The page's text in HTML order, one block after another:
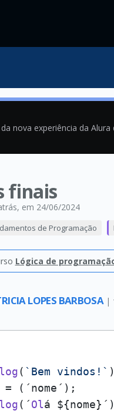
nova experiência da
finais
, em 24/06/2024
de Programação
Lógica de
LOPES BARBOSA |
log( `Bem vindos!`
log(´Ol